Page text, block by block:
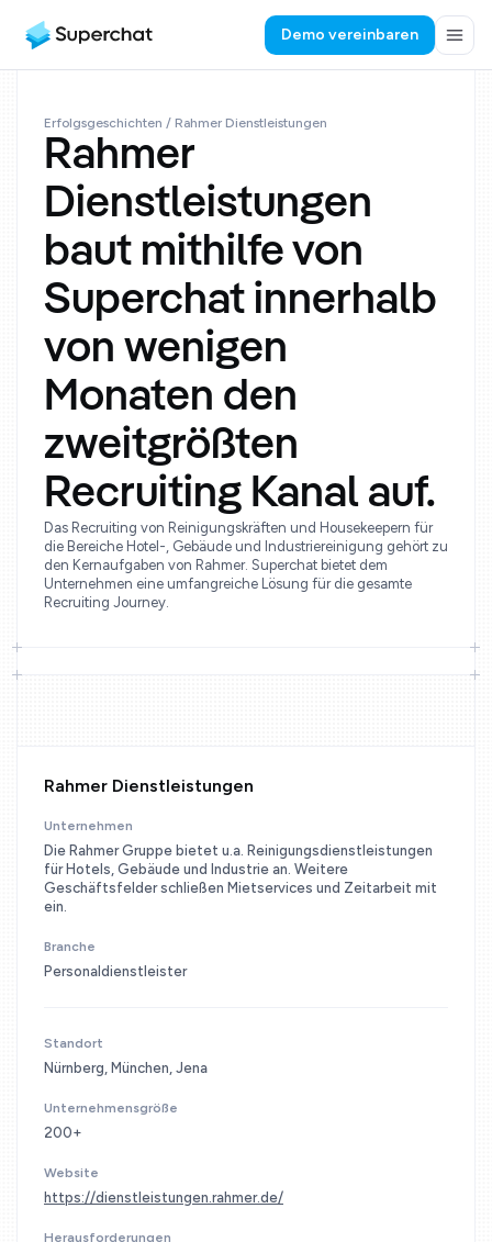
Demo vereinbaren
Erfolgsgeschichten / Rahmer Dienstleistungen
Rahmer
Dienstleistungen
baut mithilfe von
Superchat innerhalb
von wenigen
Monaten den
zweitgrößten
Recruiting Kanal auf.
Das Recruiting von Reinigungskräften und Housekeepern für
die Bereiche Hotel-, Gebäude und Industriereinigung gehört zu
den Kernaufgaben von Rahmer. Superchat bietet dem
Unternehmen eine umfangreiche Lösung für die gesamte
Recruiting Journey.
Rahmer Dienstleistungen
Unternehmen
Die Rahmer Gruppe bietet u.a. Reinigungsdienstleistungen
für Hotels, Gebäude und Industrie an. Weitere
Geschäftsfelder schließen Mietservices und Zeitarbeit mit
ein.
Branche
Personaldienstleister
Standort
Nürnberg, München, Jena
Unternehmensgröße
200+
Website
https://dienstleistungen.rahmer.de/
Herausforderungen